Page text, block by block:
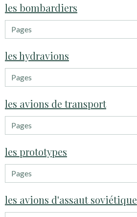
les bombardiers
les hydravions
les avions de transport
les prototypes
les avions d'assaut soviétique